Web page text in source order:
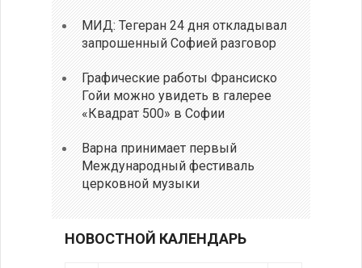
МИД: Тегеран 24 дня откладывал
запрошенный Софией разговор
Графические работы Франсиско
Гойи можно увидеть в галерее
«Квадрат 500» в Софии
Варна принимает первый
Международный фестиваль
церковной музыки
НОВОСТНОЙ КАЛЕНДАРЬ